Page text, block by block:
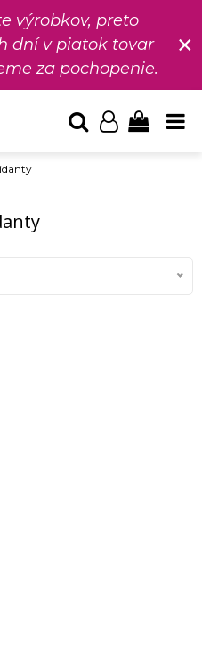
výrobkov, preto
dní v piatok tovar
za pochopenie.
×